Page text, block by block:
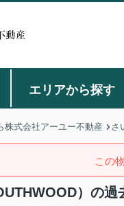
エリアから探す
株式会社アーユー不動産 さ
この
）の過